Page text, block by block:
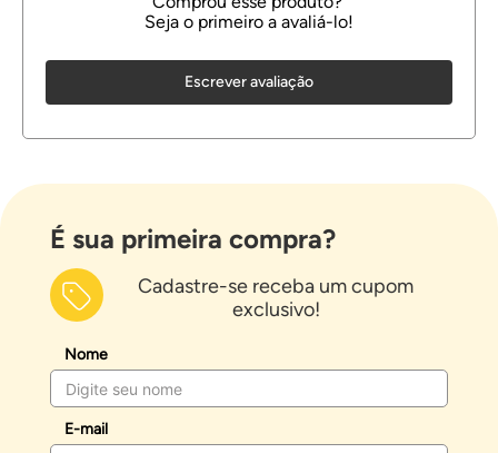
Escrever avaliação
É sua primeira compra?
Cadastre-se receba um cupom
exclusivo!
Nome
E-mail